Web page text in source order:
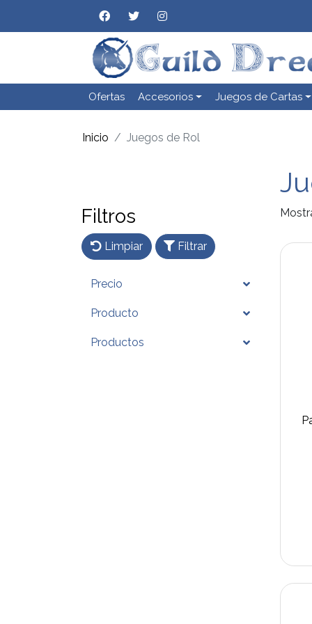
Ofertas Accesorios Juegos de Cartas
Inicio Juegos de Rol
Filtros
Limpiar Filtrar
Precio
Producto
Productos